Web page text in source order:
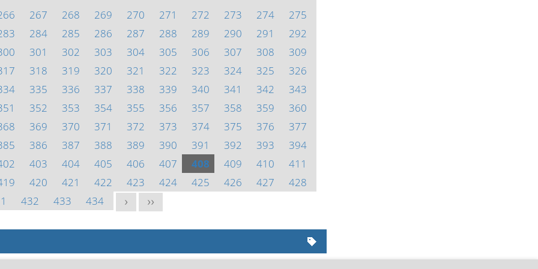
267 268 269 270 271 272 273 274
275
284 285 286 287 288 289 290 291
292
301 302 303 304 305 306 307 308
309
318 319 320 321 322 323 324 325
326
335 336 337 338 339 340 341 342
343
352 353 354 355 356 357 358 359
360
369 370 371 372 373 374 375 376
377
386 387 388 389 390 391 392 393
394
403 404 405 406 407 408 409 410
411
420 421 422 423 424 425 426 427
428
432 433 434 > >>